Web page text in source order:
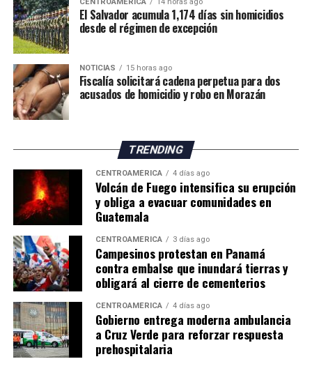
El economista Aristides Hernández sostuvo que Panamá
mantiene una de las cargas tributarias más bajas del
mundo debido a los beneficios fiscales otorgados a
sectores como los puertos, la Zona Libre de Colón,
Panamá Pacífico, el turismo, las empresas
multinacionales, las energías renovables, el sector
inmobiliario, el ferrocarril y otras actividades
En la misma línea, el exdirector general de Ingresos,
Publio R. Cortés Carvajal, calificó el sistema tributario
panameño como un «archipiélago de exonerados
fiscales», al considerar que numerosos incentivos
permanecen sin evaluaciones sobre su impacto
económico y terminan generando inequidades en la
carga tributaria.
Cortés también señaló que la administración tributaria
enfrenta limitaciones institucionales y de recursos que
dificultan combatir la evasión fiscal, especialmente en
casos relacionados con empresas multinacionales y
precios de transferencia.
El Salvador acumula 1,174 días sin homicidios
desde el régimen de excepción
NOTICIAS 15 horas ago
Fiscalía solicitará cadena perpetua para dos
acusados de homicidio y robo en Morazán
TRENDING
CENTROAMÉRICA 4 días ago
Volcán de Fuego intensifica su erupción
y obliga a evacuar comunidades en
Guatemala
CENTROAMÉRICA 3 días ago
Campesinos protestan en Panamá
contra embalse que inundará tierras y
obligará al cierre de cementerios
CENTROAMÉRICA 4 días ago
Gobierno entrega moderna ambulancia
a Cruz Verde para reforzar respuesta
prehospitalaria